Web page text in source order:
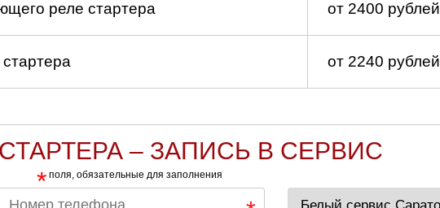
реле стартера от 2400 рублей
от 2240 рублей
– ЗАПИСЬ В СЕРВИС
* поля, обязательные для заполнения